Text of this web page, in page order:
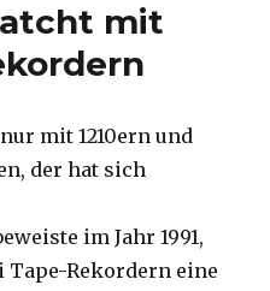
mit
mit 1210ern und
der hat sich
im Jahr 1991,
Tape-Rekordern eine